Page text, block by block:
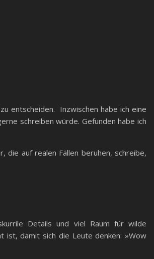
entscheiden. Inzwischen habe ich eine
schreiben würde. Gefunden habe ich
die auf realen Fällen beruhen, schreibe,
Details und viel Raum für wilde
ist, damit sich die Leute denken: »Wow